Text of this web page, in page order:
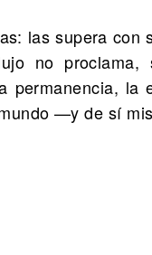
las supera
no
permanencia, la
—y de sí